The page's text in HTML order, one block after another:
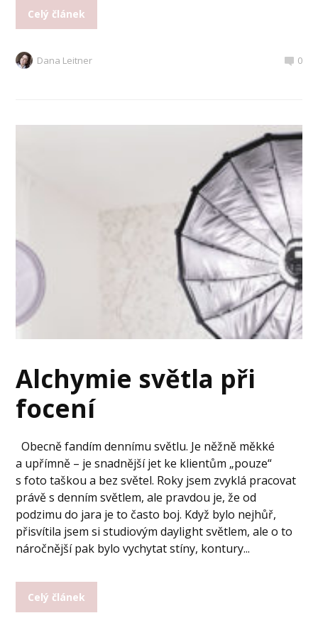
Celý článek
Dana Leitner 0
Alchymie světla při
focení
Obecně fandím dennímu světlu. Je něžně měkké
a upřímně – je snadnější jet ke klientům „pouze“
s foto taškou a bez světel. Roky jsem zvyklá pracovat
právě s denním světlem, ale pravdou je, že od
podzimu do jara je to často boj. Když bylo nejhůř,
přisvítila jsem si studiovým daylight světlem, ale o to
náročnější pak bylo vychytat stíny, kontury...
Celý článek